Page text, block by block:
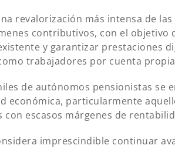
revalorización más intensa de
contributivos, con el objetivo
y garantizar prestaciones
trabajadores por cuenta
de autónomos pensionistas se
económica, particularmente
escasos márgenes de
imprescindible continuar